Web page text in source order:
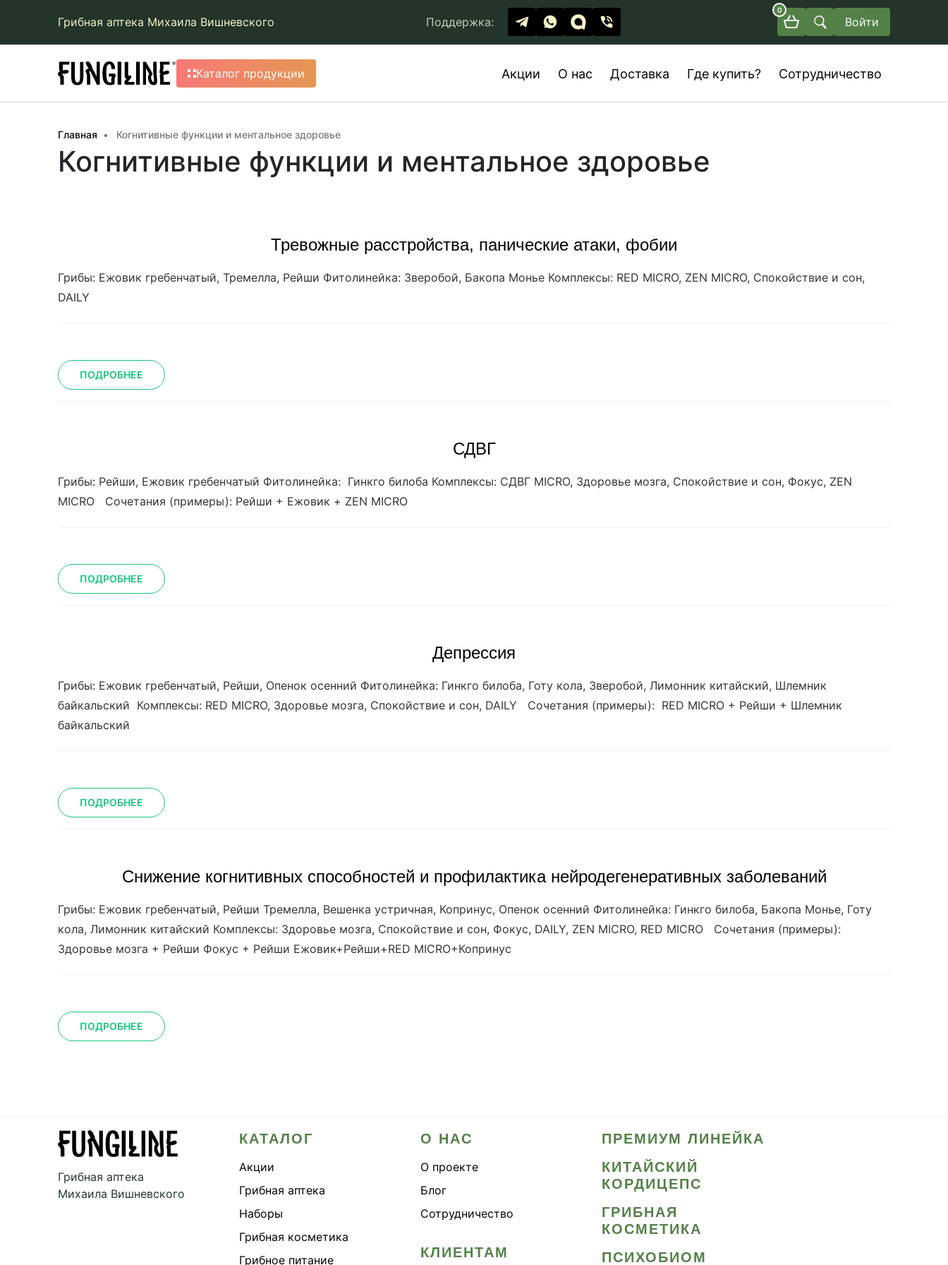
Грибная аптека Михаила Вишневского Поддержка:
0
Войти
Каталог продукции Акции О нас Доставка Где купить? Сотрудничество
Главная Когнитивные функции и ментальное здоровье
Когнитивные функции и ментальное здоровье
Тревожные расстройства, панические атаки, фобии
Грибы: Ежовик гребенчатый, Тремелла, Рейши Фитолинейка: Зверобой, Бакопа Монье Комплексы: RED MICRO, ZEN MICRO, Спокойствие и сон,
DAILY
ПОДРОБНЕЕ
СДВГ
Грибы: Рейши, Ежовик гребенчатый Фитолинейка: Гинкго билоба Комплексы: СДВГ MICRO, Здоровье мозга, Спокойствие и сон, Фокус, ZEN
MICRO Сочетания (примеры): Рейши + Ежовик + ZEN MICRO
ПОДРОБНЕЕ
Депрессия
Грибы: Ежовик гребенчатый, Рейши, Опенок осенний Фитолинейка: Гинкго билоба, Готу кола, Зверобой, Лимонник китайский, Шлемник
байкальский Комплексы: RED MICRO, Здоровье мозга, Спокойствие и сон, DAILY Сочетания (примеры): RED MICRO + Рейши + Шлемник
байкальский
ПОДРОБНЕЕ
Cнижение когнитивных способностей и профилактика нейродегенеративных заболеваний
Грибы: Ежовик гребенчатый, Рейши Тремелла, Вешенка устричная, Копринус, Опенок осенний Фитолинейка: Гинкго билоба, Бакопа Монье, Готу
кола, Лимонник китайский Комплексы: Здоровье мозга, Спокойствие и сон, Фокус, DAILY, ZEN MICRO, RED MICRO Сочетания (примеры):
Здоровье мозга + Рейши Фокус + Рейши Ежовик+Рейши+RED MICRO+Копринус
ПОДРОБНЕЕ
Грибная аптека
Михаила Вишневского
КАТАЛОГ
Акции
Грибная аптека
Наборы
Грибная косметика
Грибное питание
О НАС
О проекте
Блог
Сотрудничество
КЛИЕНТАМ
ПРЕМИУМ ЛИНЕЙКА
КИТАЙСКИЙ
КОРДИЦЕПС
ГРИБНАЯ
КОСМЕТИКА
ПСИХОБИОМ